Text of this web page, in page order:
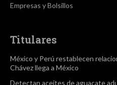
Empresas y Bolsillos
Titulares
México y Perú restablecen
Chávez llega a México
Detectan aceites de aguacate